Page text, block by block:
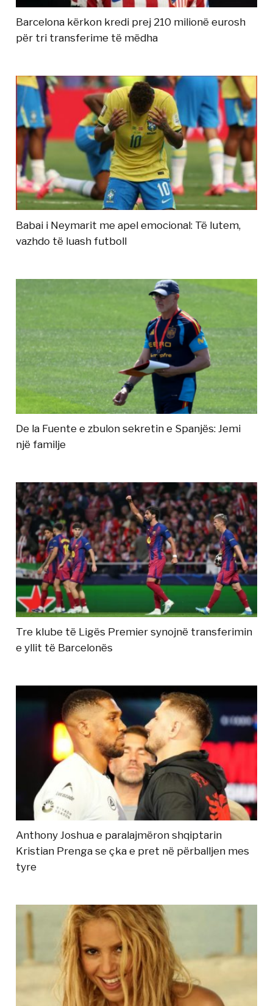
Barcelona kërkon kredi prej 210 milionë eurosh
për tri transferime të mëdha
Babai i Neymarit me apel emocional: Të lutem,
vazhdo të luash futboll
De la Fuente e zbulon sekretin e Spanjës: Jemi
një familje
Tre klube të Ligës Premier synojnë transferimin
e yllit të Barcelonës
Anthony Joshua e paralajmëron shqiptarin
Kristian Prenga se çka e pret në përballjen mes
tyre